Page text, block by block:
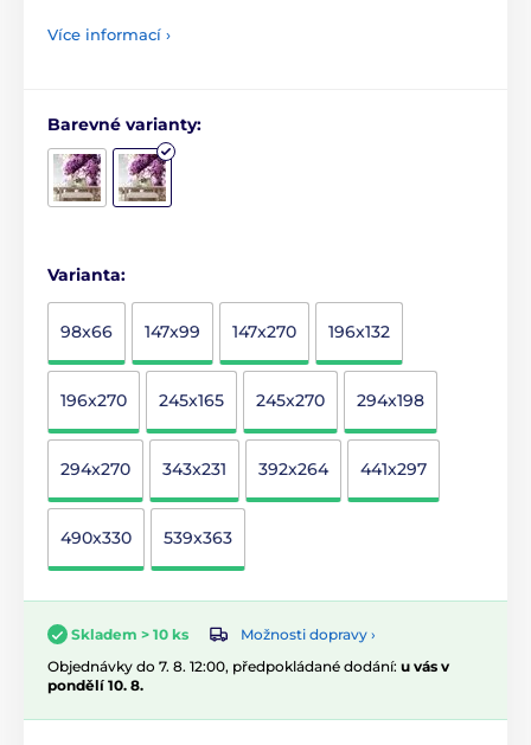
Více informací ›
Barevné varianty:
Varianta:
98x66 147x99 147x270 196x132
196x270 245x165 245x270 294x198
294x270 343x231 392x264 441x297
490x330 539x363
Skladem > 10 ks
Možnosti dopravy ›
Objednávky do 7. 8. 12:00, předpokládané dodání: u vás v
pondělí 10. 8.